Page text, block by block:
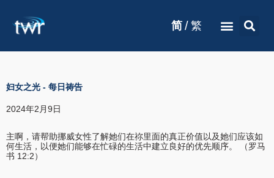
简 / 繁
妇女之光 - 每日祷告
2024年2月9日
主啊，请帮助挪威女性了解她们在祢里面的真正价值以及她们应该如
何生活，以便她们能够在忙碌的生活中建立良好的优先顺序。 （罗马
书 12:2）